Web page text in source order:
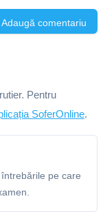
Adaugă comentariu
Pentru
SoferOnline.
pe care